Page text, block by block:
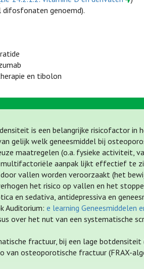
genoemd).
en tibolon
is een belangrijke risicofactor
gelijk welk geneesmiddel bij
maatregelen (o.a. fysieke activiteit,
multifactoriële aanpak lijkt effectief te
vallen worden veroorzaakt (het
het risico op vallen en het
en sedativa, antidepressiva en
Auditorium:e learning Geneesmiddelen
over het nut van een systematische
fractuur, bij een lage
van osteoporotische fractuur (FRAX-